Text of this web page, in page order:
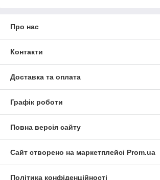
Про нас
Контакти
Доставка та оплата
Графік роботи
Повна версія сайту
Сайт створено на маркетплейсі Prom.ua
Політика конфіденційності